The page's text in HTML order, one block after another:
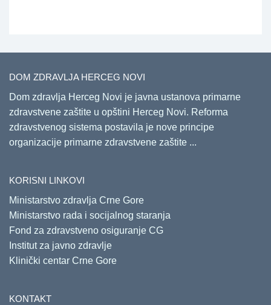
DOM ZDRAVLJA HERCEG NOVI
Dom zdravlja Herceg Novi je javna ustanova primarne
zdravstvene zaštite u opštini Herceg Novi. Reforma
zdravstvenog sistema postavila je nove principe
organizacije primarne zdravstvene zaštite ...
KORISNI LINKOVI
Ministarstvo zdravlja Crne Gore
Ministarstvo rada i socijalnog staranja
Fond za zdravstveno osiguranje CG
Institut za javno zdravlje
Klinički centar Crne Gore
KONTAKT